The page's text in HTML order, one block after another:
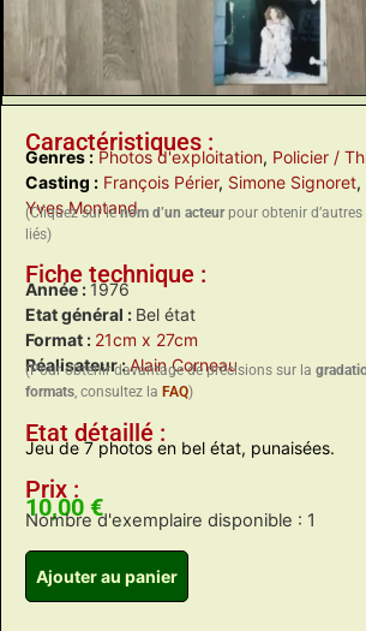
Caractéristiques :
Genres : Photos d'exploitation, Policier /
Casting : François Périer, Simone Signoret,
Yves Montand
(Cliquez sur lenom d’un acteurpour obtenir
liés)
Fiche technique :
Année : 1976
Etat général : Bel état
Format : 21cm x 27cm
Réalisateur :Alain Corneau
(Pour obtenir davantage de précisions sur la
formats, consultez la FAQ)
Etat détaillé :
Jeu de 7 photos en bel état, punaisées.
Prix :
10,00 €
Nombre d'exemplaire disponible : 1
Ajouter au panier